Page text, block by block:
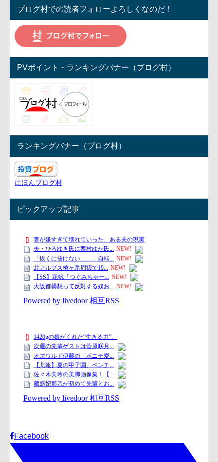
ブログ村での読者フォローよろしくなのだ！
PVポイント・ランキングバナー（ブログ村）
ランキングバナー（ブログ村）
にほんブログ村
ピックアップ記事
Facebook